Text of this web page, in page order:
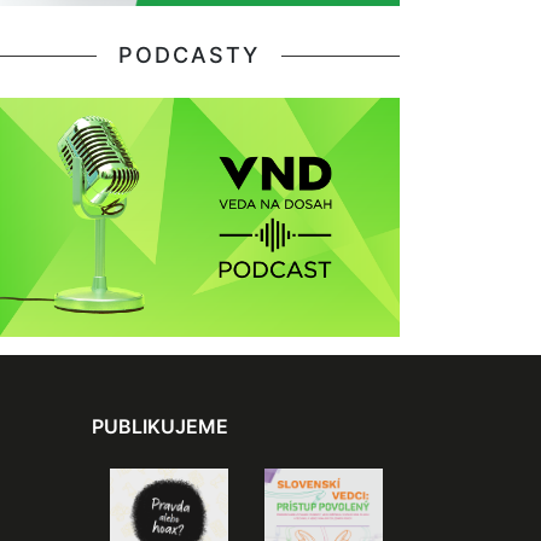
PODCASTY
PUBLIKUJEME